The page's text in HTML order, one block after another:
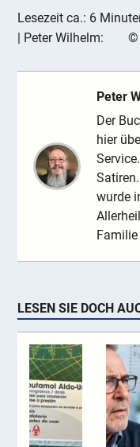
Lesezeit ca.: 6
| Peter Wilhelm: ©
Peter
Der
hier
wurde
Familie
LESEN SIE DOCH